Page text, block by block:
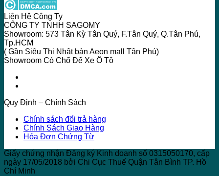
Liên Hệ Công Ty
CÔNG TY TNHH SAGOMY
Showroom: 573 Tân Kỳ Tân Quý, F.Tân Quý, Q.Tân Phú,
Tp.HCM
( Gần Siêu Thị Nhật bản Aeon mall Tân Phú)
Showroom Có Chổ Để Xe Ô Tô
Quy Định – Chính Sách
Chính sách đổi trả hàng
Chính Sách Giao Hàng
Hóa Đơn Chứng Từ
Giấy chứng nhận Đăng ký Kinh doanh số 0315050170, cấp
ngày 17/05/2018 bởi Chi Cục Thuế Quận Tân Bình TP. Hồ
Chí Minh